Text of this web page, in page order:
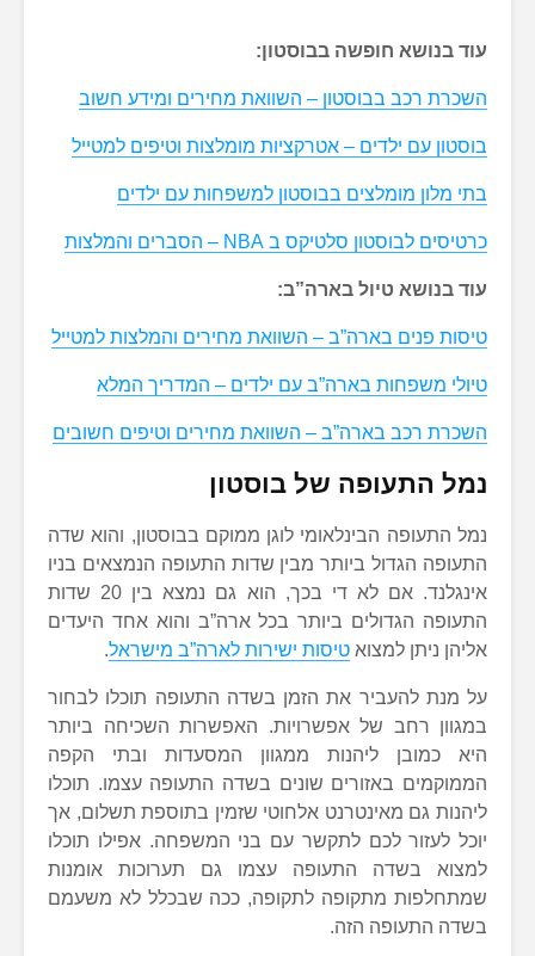
עוד בנושא חופשה בבוסטון:
השכרת רכב בבוסטון – השוואת מחירים ומידע חשוב
בוסטון עם ילדים – אטרקציות מומלצות וטיפים למטייל
בתי מלון מומלצים בבוסטון למשפחות עם ילדים
כרטיסים לבוסטון סלטיקס ב NBA – הסברים והמלצות
עוד בנושא טיול בארה”ב:
טיסות פנים בארה”ב – השוואת מחירים והמלצות למטייל
טיולי משפחות בארה”ב עם ילדים – המדריך המלא
השכרת רכב בארה”ב – השוואת מחירים וטיפים חשובים
נמל התעופה של בוסטון
נמל התעופה הבינלאומי לוגן ממוקם בבוסטון, והוא שדה
התעופה הגדול ביותר מבין שדות התעופה הנמצאים בניו
אינגלנד. אם לא די בכך, הוא גם נמצא בין 20 שדות
התעופה הגדולים ביותר בכל ארה”ב והוא אחד היעדים
אליהן ניתן למצוא טיסות ישירות לארה”ב מישראל.
על מנת להעביר את הזמן בשדה התעופה תוכלו לבחור
במגוון רחב של אפשרויות. האפשרות השכיחה ביותר
היא כמובן ליהנות ממגוון המסעדות ובתי הקפה
הממוקמים באזורים שונים בשדה התעופה עצמו. תוכלו
ליהנות גם מאינטרנט אלחוטי שזמין בתוספת תשלום, אך
יוכל לעזור לכם לתקשר עם בני המשפחה. אפילו תוכלו
למצוא בשדה התעופה עצמו גם תערוכות אומנות
שמתחלפות מתקופה לתקופה, ככה שבכלל לא משעמם
בשדה התעופה הזה.